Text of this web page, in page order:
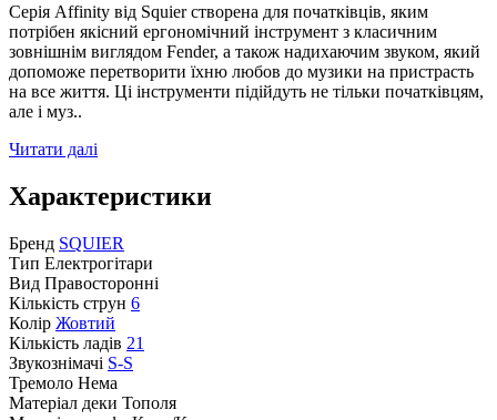
Серія Affinity від Squier створена для початківців, яким
потрібен якісний ергономічний інструмент з класичним
зовнішнім виглядом Fender, а також надихаючим звуком, який
допоможе перетворити їхню любов до музики на пристрасть
на все життя. Ці інструменти підійдуть не тільки початківцям,
але і муз..
Читати далі
Характеристики
Бренд SQUIER
Тип Електрогітари
Вид Правосторонні
Кількість струн 6
Колір Жовтий
Кількість ладів 21
Звукознімачі S-S
Тремоло Нема
Матеріал деки Тополя